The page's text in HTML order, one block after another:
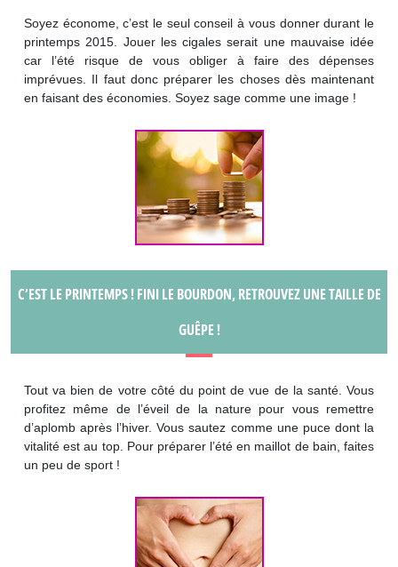
Soyez économe, c’est le seul conseil à vous donner durant le
printemps 2015. Jouer les cigales serait une mauvaise idée
car l’été risque de vous obliger à faire des dépenses
imprévues. Il faut donc préparer les choses dès maintenant
en faisant des économies. Soyez sage comme une image !
C’EST LE PRINTEMPS ! FINI LE BOURDON, RETROUVEZ UNE TAILLE DE
GUÊPE !
Tout va bien de votre côté du point de vue de la santé. Vous
profitez même de l’éveil de la nature pour vous remettre
d’aplomb après l’hiver. Vous sautez comme une puce dont la
vitalité est au top. Pour préparer l’été en maillot de bain, faites
un peu de sport !